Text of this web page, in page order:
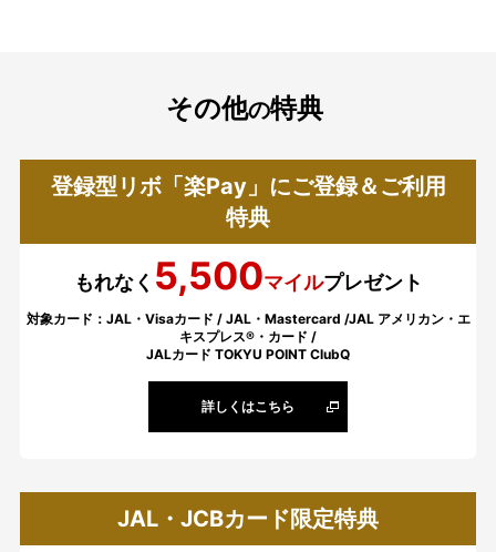
その他の特典
登録型リボ「楽Pay」にご登録＆ご利用
特典
もれなく 5,500マイルプレゼント
対象カード：JAL・Visaカード / JAL・Mastercard /JAL アメリカン・エ
キスプレス®・カード /
JALカード TOKYU POINT ClubQ
詳しくはこちら
JAL・JCBカード限定特典